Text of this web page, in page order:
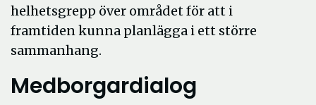
helhetsgrepp över området för att i
framtiden kunna planlägga i ett större
sammanhang.
Medborgardialog